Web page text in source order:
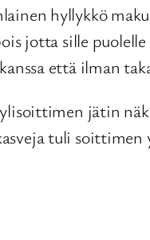
hyllykkö
jotta sille
että ilman
jätin
tuli soittimen